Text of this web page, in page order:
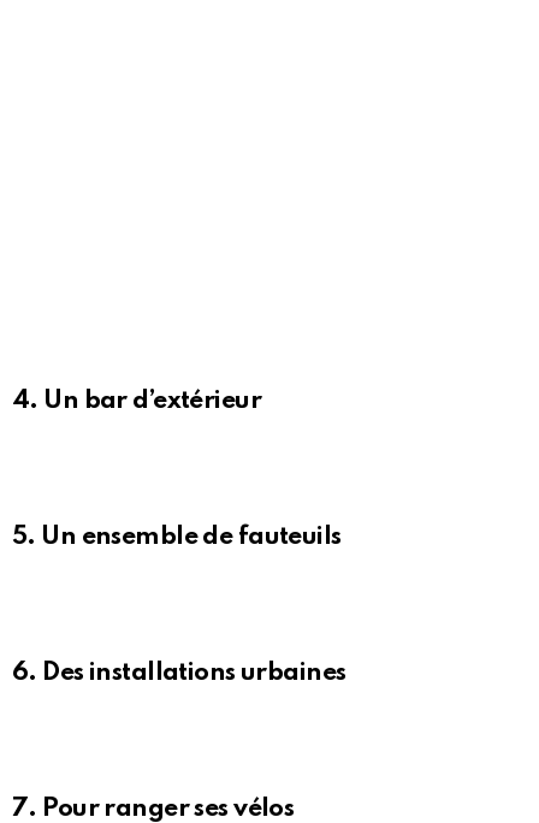
4. Un bar d’extérieur
5. Un ensemble de fauteuils
6. Des installations urbaines
7. Pour ranger ses vélos